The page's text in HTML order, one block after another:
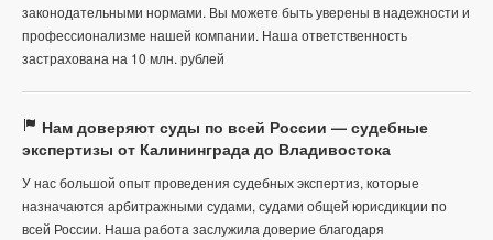
законодательными нормами. Вы можете быть уверены в надежности и
профессионализме нашей компании. Наша ответственность
застрахована на 10 млн. рублей
Нам доверяют суды по всей России — судебные
экспертизы от Калининграда до Владивостока
У нас большой опыт проведения судебных экспертиз, которые
назначаются арбитражными судами, судами общей юрисдикции по
всей России. Наша работа заслужила доверие благодаря